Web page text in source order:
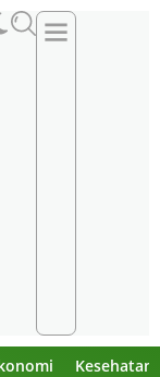
Kesehatan